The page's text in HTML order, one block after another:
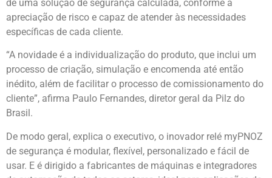
de uma solução de segurança calculada, conforme a
apreciação de risco e capaz de atender às necessidades
específicas de cada cliente.
“A novidade é a individualização do produto, que inclui um
processo de criação, simulação e encomenda até então
inédito, além de facilitar o processo de comissionamento do
cliente”, afirma Paulo Fernandes, diretor geral da Pilz do
Brasil.
De modo geral, explica o executivo, o inovador relé myPNOZ
de segurança é modular, flexível, personalizado e fácil de
usar. E é dirigido a fabricantes de máquinas e integradores